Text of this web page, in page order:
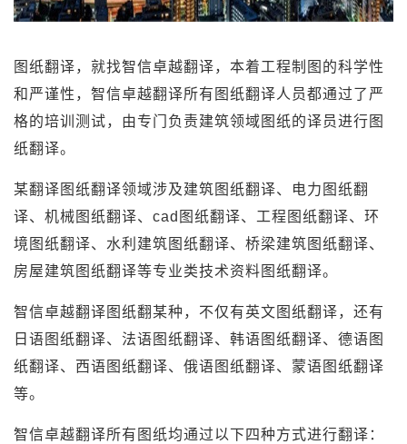
图纸翻译，就找智信卓越翻译，本着工程制图的科学性
和严谨性，智信卓越翻译所有图纸翻译人员都通过了严
格的培训测试，由专门负责建筑领域图纸的译员进行图
纸翻译。
某翻译图纸翻译领域涉及建筑图纸翻译、电力图纸翻
译、机械图纸翻译、cad图纸翻译、工程图纸翻译、环
境图纸翻译、水利建筑图纸翻译、桥梁建筑图纸翻译、
房屋建筑图纸翻译等专业类技术资料图纸翻译。
智信卓越翻译图纸翻某种，不仅有英文图纸翻译，还有
日语图纸翻译、法语图纸翻译、韩语图纸翻译、德语图
纸翻译、西语图纸翻译、俄语图纸翻译、蒙语图纸翻译
等。
智信卓越翻译所有图纸均通过以下四种方式进行翻译：